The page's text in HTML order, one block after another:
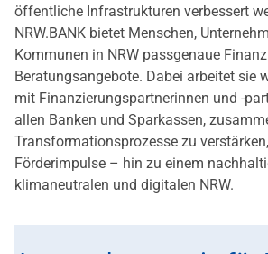
öffentliche Infrastrukturen verbessert
NRW.BANK bietet Menschen,
Kommunen in NRW passgenaue
Beratungsangebote. Dabei arbeitet sie
mit Finanzierungspartnerinnen und -
allen Banken und Sparkassen,
Transformationsprozesse zu
Förderimpulse – hin zu einem
klimaneutralen und digitalen NRW.